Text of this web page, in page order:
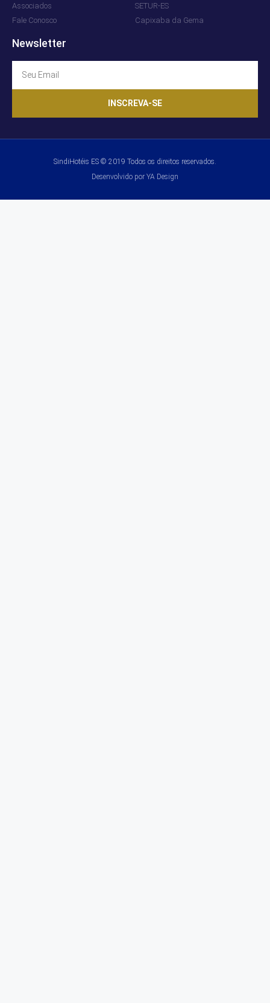
Associados
Fale Conosco
SETUR-ES
Capixaba da Gema
Newsletter
INSCREVA-SE
SindiHotéis ES © 2019 Todos os direitos reservados.
Desenvolvido por YA Design